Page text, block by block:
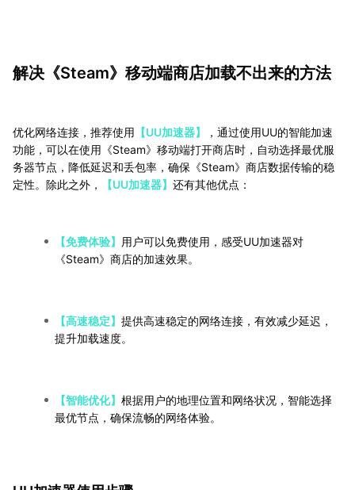
解决《Steam》移动端商店加载不出来的方法
优化网络连接，推荐使用 【UU加速器】
，通过使用UU的智能加速
功能，可以在使用《Steam》移动端打开商店时，自动选择最优服
务器节点，降低延迟和丢包率，确保《Steam》商店数据传输的稳
定性。除此之外，
【UU加速器】 还有其他优点：
【免费体验】
用户可以免费使用，感受UU加速器对
《Steam》商店的加速效果。
【高速稳定】 提供高速稳定的网络连接，有效减少延迟，
提升加载速度。
【智能优化】 根据用户的地理位置和网络状况，智能选择
最优节点，确保流畅的网络体验。